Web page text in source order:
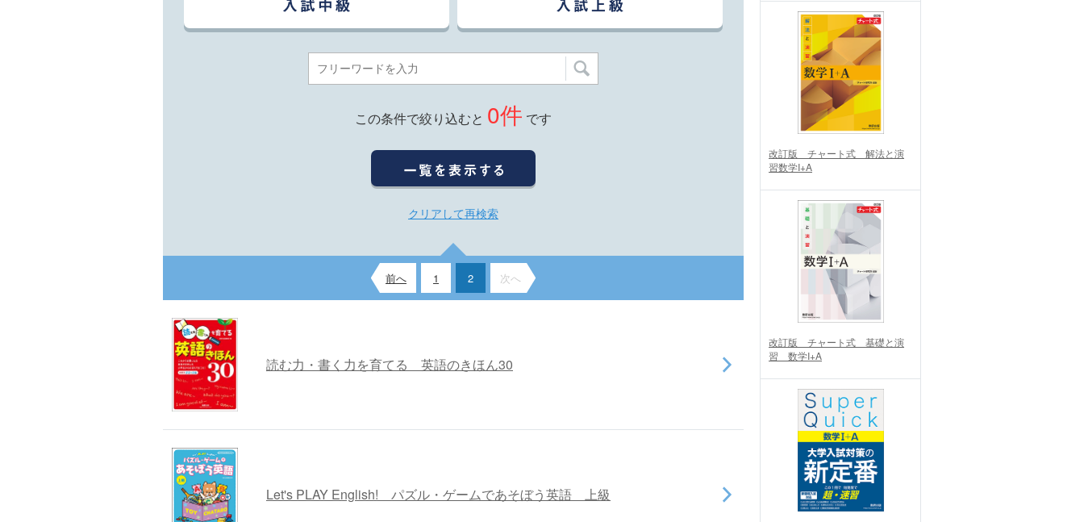
この条件で絞り込むと 0件 です
クリアして再検索
前へ 1 2 次へ
読む力・書く力を育てる 英語のきほん30
Let's PLAY English! パズル・ゲームであそぼう英語 上級
改訂版 チャート式 解法と演
習数学I+A
改訂版 チャート式 基礎と演
習 数学I+A